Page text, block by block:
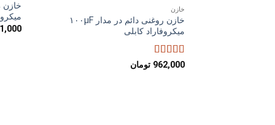
خازن
خازن روغنی دائم در مدار ۱۰۰µF
میکروفاراد کابلی
امتیاز5از 5962,000 تومان